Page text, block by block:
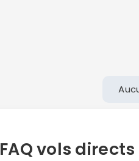
FAQ vols